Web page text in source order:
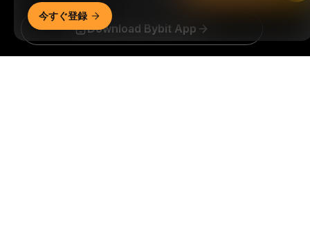
Download Bybit App
今すぐ登録